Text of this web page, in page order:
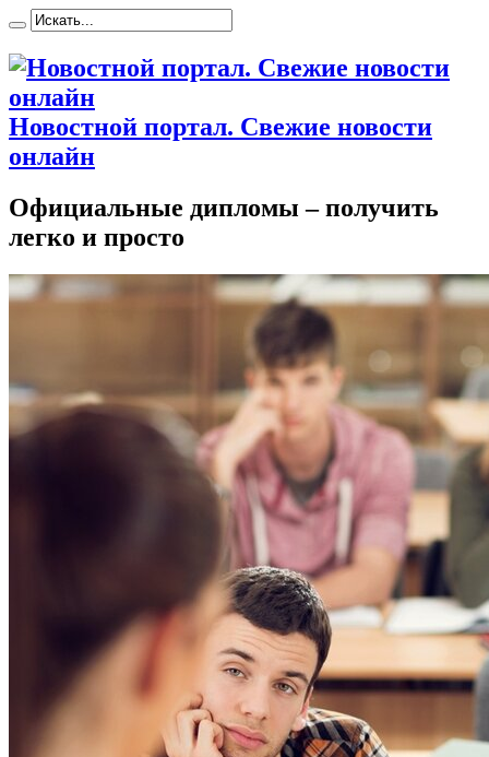
Новостной портал. Свежие новости
онлайн
Официальные дипломы – получить
легко и просто